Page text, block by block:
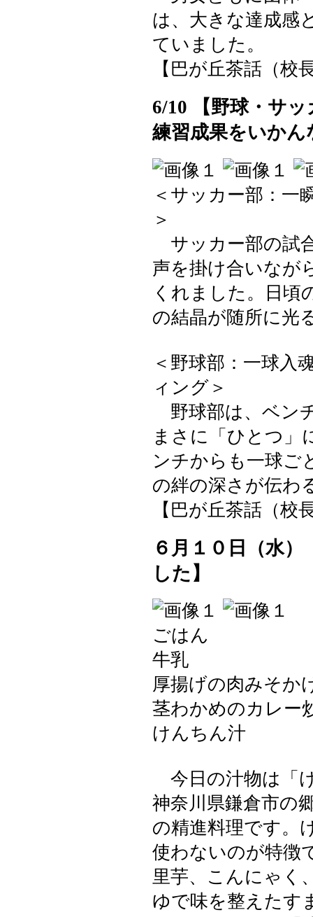
は、大きな達成感
ていました。
【巴が丘茶話（校
6/10 【野球・サ
練習成果をいかん
＜サッカー部：一
＞
サッカー部の試
声を掛け合いなが
くれました。日頃
の結晶が随所に光
＜野球部：一球入
ィング＞
野球部は、ベン
まさに「ひとつ」
ンチからも一球ご
の絆の深さが伝わ
【巴が丘茶話（校
６月１０日（水
した】
ごはん
牛乳
厚揚げの肉みそか
茎わかめのカレー
けんちん汁
今日の汁物は「
神奈川県鎌倉市の
の精進料理です。
使わないのが特徴
里芋、こんにゃく
ゆで味を整えたす